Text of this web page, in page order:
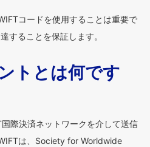
コードを使用することは重要で
することを保証します。
トとは何です
際決済ネットワークを介して送信
は、Society for Worldwide